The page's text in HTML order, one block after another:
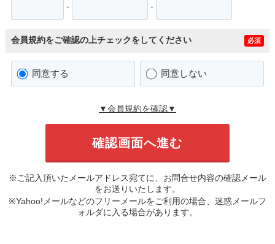
- -
会員規約をご確認の上チェックをしてください 必須
同意する 同意しない
▼会員規約を確認▼
※ご記入頂いたメールアドレス宛てに、お問合せ内容の確認メール
をお送りいたします。
※Yahoo!メールなどのフリーメールをご利用の場合、迷惑メールフ
ォルダに入る場合があります。